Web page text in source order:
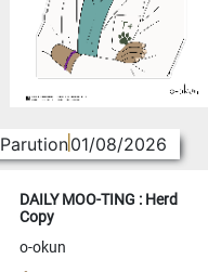
Parution01/08/2026
DAILY MOO-TING : Herd
Copy
o-okun